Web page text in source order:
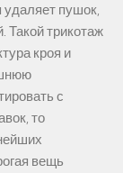
удаляет пушок,
Такой трикотаж
кроя и
с
то
вещь